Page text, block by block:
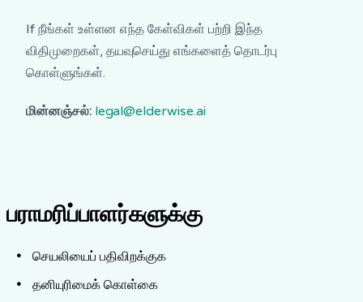
If நீங்கள் உள்ளன எந்த கேள்விகள் பற்றி இந்த
விதிமுறைகள், தயவுசெய்து எங்களைத் தொடர்பு
கொள்ளுங்கள்.
மின்னஞ்சல்: legal@elderwise.ai
பராமரிப்பாளர்களுக்கு
செயலியைப் பதிவிறக்குக
தனியுரிமைக் கொள்கை